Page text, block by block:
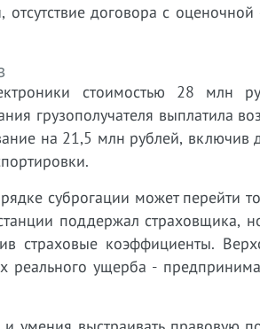
договора с оценочной
стоимостью 28 млн
грузополучателя выплатила
на 21,5 млн рублей, включив
суброгации может перейти
поддержал страховщика,
страховые коэффициенты.
реального ущерба -